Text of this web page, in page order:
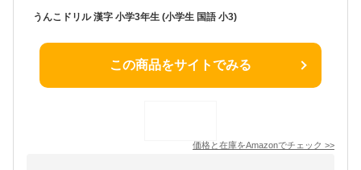
うんこドリル 漢字 小学3年生 (小学生 国語 小3)
この商品をサイトでみる
価格と在庫をAmazonでチェック >>